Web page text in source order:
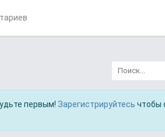
первым! Зарегистрируйтесь чтобы